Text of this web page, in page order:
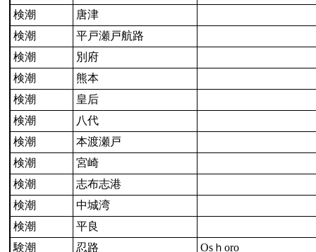
検潮
唐津
検潮
平戸瀬戸航路
検潮
別府
検潮
熊本
検潮
皇后
検潮
八代
検潮
本渡瀬戸
検潮
宮崎
検潮
志布志港
検潮
中城湾
検潮
平良
験潮
忍路
Osｈoro